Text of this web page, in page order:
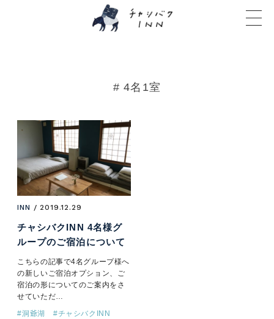
# 4名1室
INN / 2019.12.29
チャシバクINN 4名様グ
ループのご宿泊について
こちらの記事で4名グループ様へ
の新しいご宿泊オプション、ご
宿泊の形についてのご案内をさ
せていただ…
#洞爺湖 #チャシバクINN